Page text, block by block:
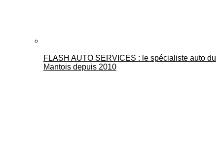
FLASH AUTO SERVICES : le spécialiste auto du
Mantois depuis 2010